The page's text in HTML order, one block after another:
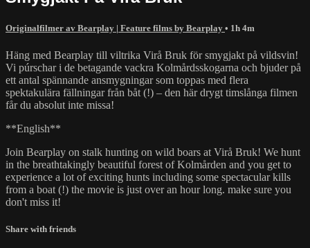
Originalfilmer av Bearplay | Feature films by Bearplay • 1h 4m
Häng med Bearplay till viltrika Virå Bruk för smygjakt på vildsvin!
Vi púrschar i de betagande vackra Kolmårdsskogarna och bjuder på
ett antal spännande ansmygningar som toppas med flera
spektakulära fällningar från båt (!) – den här drygt timslånga filmen
får du absolut inte missa!
**English**
Join Bearplay on stalk hunting on wild boars at Virå Bruk! We hunt
in the breathtakingly beautiful forest of Kolmården and you get to
experience a lot of exciting hunts including some spectacular kills
from a boat (!) the movie is just over an hour long. make sure you
don't miss it!
Share with friends